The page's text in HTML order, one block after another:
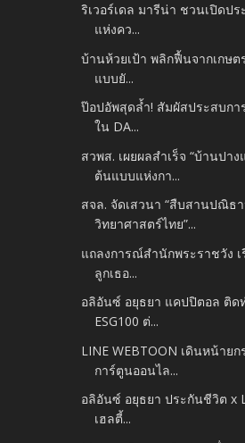
ริเวอร์เดล มารีน่า ชวนเปิดป
แห่งคว...
บ้านห้วยเป้า พลิกฟื้นจากเกษ
แบบยั...
ป๊อปอัพสุดล้ำ! สัมผัสประสบก
ใน DA...
สวพส. เผยผลสำเร็จ “บ้านปา
ต้นแบบแห่งกา...
สจล. จัดเสวนา “สืบสานปณิธ
วิทยาศาสตร์ไทย”...
แถลงการณ์สำนักพระราชวัง เ
ลูกเธอ...
อลิอันซ์ อยุธยา แคปปิตอล ติด
ESG100 ต่...
LINE WEBTOON เดินหน้าย
การ์ตูนออนไล...
อลิอันซ์ อยุธยา ประกันชีวิต x
เฮลตี้...